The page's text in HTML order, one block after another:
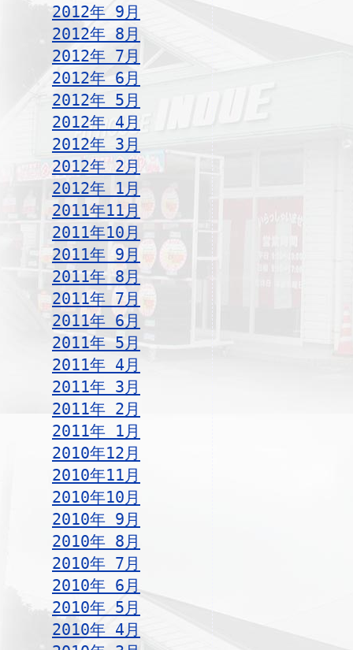
2012年 9月
2012年 8月
2012年 7月
2012年 6月
2012年 5月
2012年 4月
2012年 3月
2012年 2月
2012年 1月
2011年11月
2011年10月
2011年 9月
2011年 8月
2011年 7月
2011年 6月
2011年 5月
2011年 4月
2011年 3月
2011年 2月
2011年 1月
2010年12月
2010年11月
2010年10月
2010年 9月
2010年 8月
2010年 7月
2010年 6月
2010年 5月
2010年 4月